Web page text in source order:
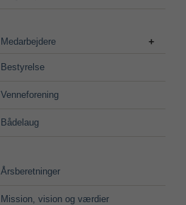
Medarbejdere
Bestyrelse
Venneforening
Bådelaug
Årsberetninger
Mission, vision og værdier